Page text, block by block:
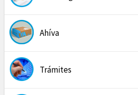
Ahíva
Trámites